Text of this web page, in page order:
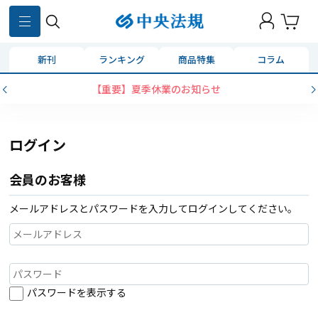
新刊 ランキング 商品特集 コラム
【重要】夏季休業のお知らせ
ログイン
会員のお客様
メールアドレスとパスワードを入力してログインしてください。
パスワードを表示する